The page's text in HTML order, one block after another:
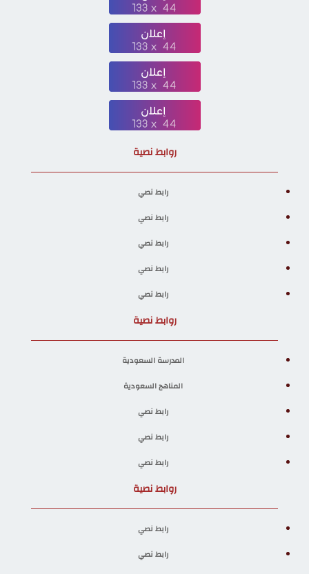
روابط نصية
رابط نصي
رابط نصي
رابط نصي
رابط نصي
رابط نصي
روابط نصية
المدرسة السعودية
المناهج السعودية
رابط نصي
رابط نصي
رابط نصي
روابط نصية
رابط نصي
رابط نصي